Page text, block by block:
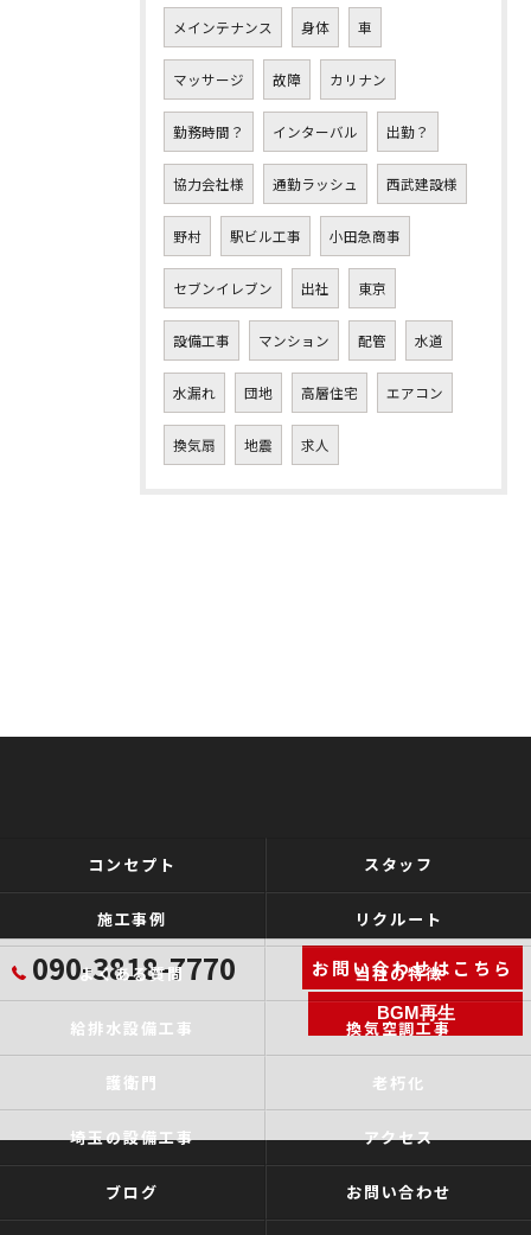
メインテナンス 身体 車
マッサージ 故障 カリナン
勤務時間？ インターバル 出勤？
協力会社様 通勤ラッシュ 西武建設様
野村 駅ビル工事 小田急商事
セブンイレブン 出社 東京
設備工事 マンション 配管 水道
水漏れ 団地 高層住宅 エアコン
換気扇 地震 求人
090-3818-7770 お問い合わせはこちら
BGM再生
コンセプト スタッフ
施工事例 リクルート
よくある質問 当社の特徴
給排水設備工事 換気空調工事
護衛門 老朽化
埼玉の設備工事 アクセス
ブログ お問い合わせ